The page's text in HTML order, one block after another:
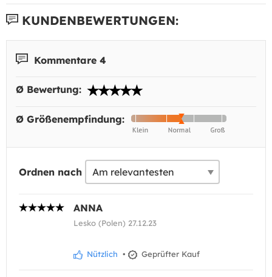
KUNDENBEWERTUNGEN:
Kommentare 4
Ø Bewertung:
Ø Größenempfindung:
Ordnen nach
ANNA
Lesko (Polen) 27.12.23
Nützlich • Geprüfter Kauf